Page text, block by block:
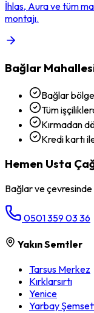
İhlas, Aura ve tüm
montajı.
Bağlar
Bağlar
Tüm
Kırmadan
Kredi kartı
Hemen Usta
Bağlarve çevresinde
0501 359 03 36
Yakın Semtler
Tarsus Merkez
Kırklarsırtı
Yenice
Yarbay